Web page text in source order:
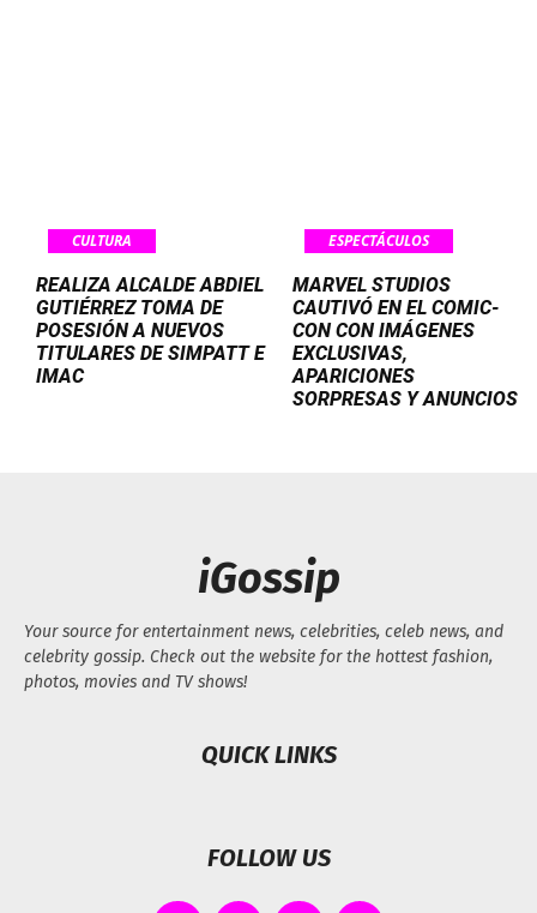
CULTURA
REALIZA ALCALDE ABDIEL
GUTIÉRREZ TOMA DE
POSESIÓN A NUEVOS
TITULARES DE SIMPATT E
IMAC
ESPECTÁCULOS
MARVEL STUDIOS
CAUTIVÓ EN EL COMIC-
CON CON IMÁGENES
EXCLUSIVAS,
APARICIONES
SORPRESAS Y ANUNCIOS
iGossip
Your source for entertainment news, celebrities, celeb news, and
celebrity gossip. Check out the website for the hottest fashion,
photos, movies and TV shows!
QUICK LINKS
FOLLOW US